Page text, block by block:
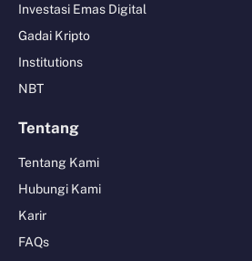
Investasi Emas Digital
Gadai Kripto
Institutions
NBT
Tentang
Tentang Kami
Hubungi Kami
Karir
FAQs